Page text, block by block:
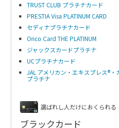
TRUST CLUB プラチナカード
PRESTIA Visa PLATINUM CARD
セディナプラチナカード
Orico Card THE PLATINUM
ジャックスカードプラチナ
UCプラチナカード
JAL アメリカン・エキスプレス®
プラチナ
選ばれし人だけにおくられる
ブラックカード